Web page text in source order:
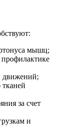
мышц;
движений;
за счет
и